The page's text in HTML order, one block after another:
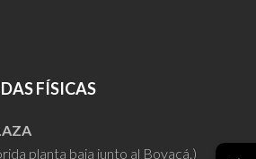
FÍSICAS
planta baja junto al Boyacá.)